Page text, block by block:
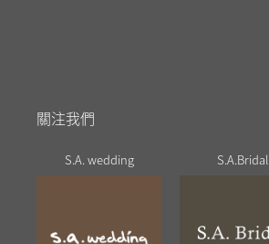
關注我們
S.A. wedding S.A.Bridal